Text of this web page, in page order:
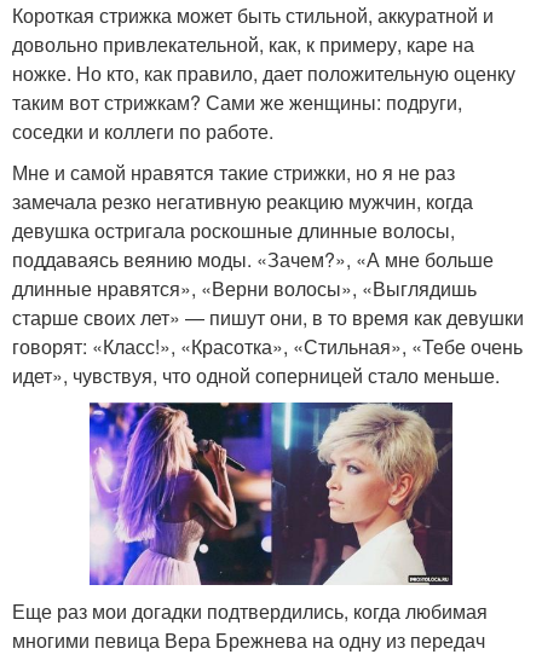
Короткая стрижка может быть стильной, аккуратной и
довольно привлекательной, как, к примеру, каре на
ножке. Но кто, как правило, дает положительную оценку
таким вот стрижкам? Сами же женщины: подруги,
соседки и коллеги по работе.
Мне и самой нравятся такие стрижки, но я не раз
замечала резко негативную реакцию мужчин, когда
девушка остригала роскошные длинные волосы,
поддаваясь веянию моды. «Зачем?», «А мне больше
длинные нравятся», «Верни волосы», «Выглядишь
старше своих лет» — пишут они, в то время как девушки
говорят: «Класс!», «Красотка», «Стильная», «Тебе очень
идет», чувствуя, что одной соперницей стало меньше.
Еще раз мои догадки подтвердились, когда любимая
многими певица Вера Брежнева на одну из передач